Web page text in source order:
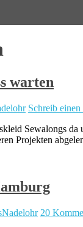
warten
Schreib
Sewalongs
Projekten
20